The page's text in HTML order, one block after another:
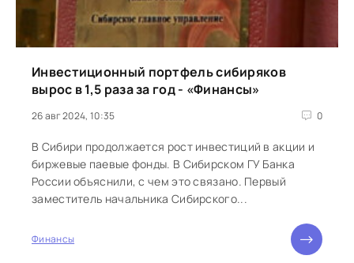
Инвестиционный портфель сибиряков
вырос в 1,5 раза за год - «Финансы»
26 авг 2024, 10:35 0
В Сибири продолжается рост инвестиций в акции и
биржевые паевые фонды. В Сибирском ГУ Банка
России объяснили, с чем это связано. Первый
заместитель начальника Сибирского...
Финансы